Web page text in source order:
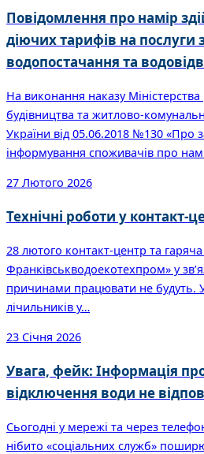
Повідомлення про намір
діючих тарифів на послуги
водопостачання та
На виконання наказу
будівництва та житлово-
України від 05.06.2018 №130 «Про
інформування споживачів про
27 Лютого 2026
Технічні роботи у контакт-
28 лютого контакт-центр та гаряча
Франківськводоекотехпром» у
причинами працювати не будуть.
лічильників у…
23 Січня 2026
Увага, фейк: Інформація
відключення води не
Сьогодні у мережі та через
нібито «соціальних служб»